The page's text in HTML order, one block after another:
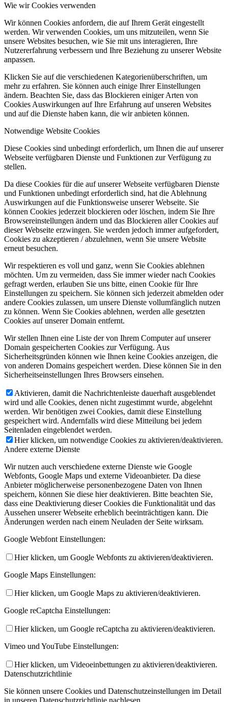
Wie wir Cookies verwenden
Wir können Cookies anfordern, die auf Ihrem Gerät eingestellt
werden. Wir verwenden Cookies, um uns mitzuteilen, wenn Sie
unsere Websites besuchen, wie Sie mit uns interagieren, Ihre
Nutzererfahrung verbessern und Ihre Beziehung zu unserer Website
anpassen.
Klicken Sie auf die verschiedenen Kategorienüberschriften, um
mehr zu erfahren. Sie können auch einige Ihrer Einstellungen
ändern. Beachten Sie, dass das Blockieren einiger Arten von
Cookies Auswirkungen auf Ihre Erfahrung auf unseren Websites
und auf die Dienste haben kann, die wir anbieten können.
Notwendige Website Cookies
Diese Cookies sind unbedingt erforderlich, um Ihnen die auf unserer
Webseite verfügbaren Dienste und Funktionen zur Verfügung zu
stellen.
Da diese Cookies für die auf unserer Webseite verfügbaren Dienste
und Funktionen unbedingt erforderlich sind, hat die Ablehnung
Auswirkungen auf die Funktionsweise unserer Webseite. Sie
können Cookies jederzeit blockieren oder löschen, indem Sie Ihre
Browsereinstellungen ändern und das Blockieren aller Cookies auf
dieser Webseite erzwingen. Sie werden jedoch immer aufgefordert,
Cookies zu akzeptieren / abzulehnen, wenn Sie unsere Website
erneut besuchen.
Wir respektieren es voll und ganz, wenn Sie Cookies ablehnen
möchten. Um zu vermeiden, dass Sie immer wieder nach Cookies
gefragt werden, erlauben Sie uns bitte, einen Cookie für Ihre
Einstellungen zu speichern. Sie können sich jederzeit abmelden oder
andere Cookies zulassen, um unsere Dienste vollumfänglich nutzen
zu können. Wenn Sie Cookies ablehnen, werden alle gesetzten
Cookies auf unserer Domain entfernt.
Wir stellen Ihnen eine Liste der von Ihrem Computer auf unserer
Domain gespeicherten Cookies zur Verfügung. Aus
Sicherheitsgründen können wie Ihnen keine Cookies anzeigen, die
von anderen Domains gespeichert werden. Diese können Sie in den
Sicherheitseinstellungen Ihres Browsers einsehen.
Aktivieren, damit die Nachrichtenleiste dauerhaft ausgeblendet
wird und alle Cookies, denen nicht zugestimmt wurde, abgelehnt
werden. Wir benötigen zwei Cookies, damit diese Einstellung
gespeichert wird. Andernfalls wird diese Mitteilung bei jedem
Seitenladen eingeblendet werden.
Hier klicken, um notwendige Cookies zu aktivieren/deaktivieren.
Andere externe Dienste
Wir nutzen auch verschiedene externe Dienste wie Google
Webfonts, Google Maps und externe Videoanbieter. Da diese
Anbieter möglicherweise personenbezogene Daten von Ihnen
speichern, können Sie diese hier deaktivieren. Bitte beachten Sie,
dass eine Deaktivierung dieser Cookies die Funktionalität und das
Aussehen unserer Webseite erheblich beeinträchtigen kann. Die
Änderungen werden nach einem Neuladen der Seite wirksam.
Google Webfont Einstellungen:
Hier klicken, um Google Webfonts zu aktivieren/deaktivieren.
Google Maps Einstellungen:
Hier klicken, um Google Maps zu aktivieren/deaktivieren.
Google reCaptcha Einstellungen:
Hier klicken, um Google reCaptcha zu aktivieren/deaktivieren.
Vimeo und YouTube Einstellungen:
Hier klicken, um Videoeinbettungen zu aktivieren/deaktivieren.
Datenschutzrichtlinie
Sie können unsere Cookies und Datenschutzeinstellungen im Detail
in unseren Datenschutzrichtlinie nachlesen.